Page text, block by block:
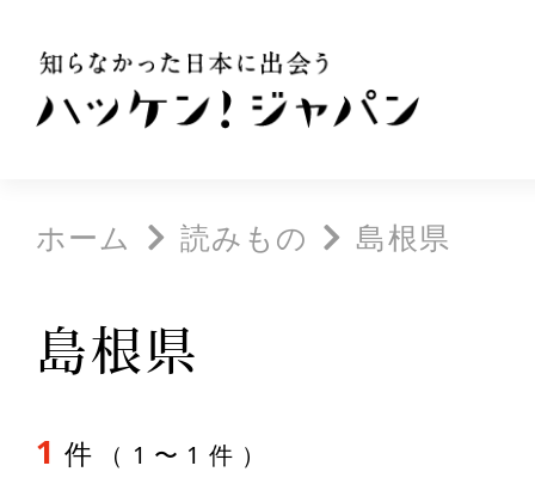
ホーム 読みもの 島根県
島根県
1 件 （ 1 〜 1 件 ）